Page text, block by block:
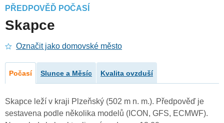
PŘEDPOVĚĎ POČASÍ
Skapce
Označit jako domovské město
Počasí Slunce a Měsíc Kvalita ovzduší
Skapce leží v kraji Plzeňský (502 m n. m.). Předpověď je
sestavena podle několika modelů (ICON, GFS, ECMWF).